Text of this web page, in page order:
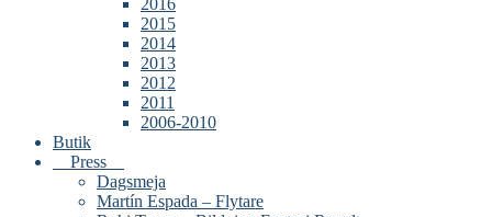
2016
2015
2014
2013
2012
2011
2006-2010
Butik
Press
Dagsmeja
Martín Espada – Flytare